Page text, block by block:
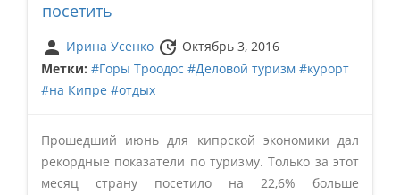
посетить
person Ирина Усенко update Октябрь 3, 2016
Метки: #Горы Троодос #Деловой туризм #курорт
#на Кипре #отдых
Прошедший июнь для кипрской экономики дал
рекордные показатели по туризму. Только за этот
месяц страну посетило на 22,6% больше